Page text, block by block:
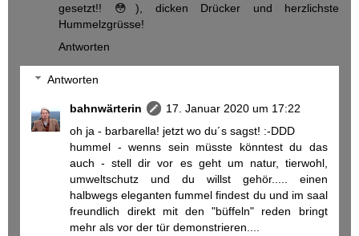
gesetzt!! 😳), dicken Drücker und herzlichste
Hummelzgrüsse!
Antworten
Antworten
bahnwärterin
17. Januar 2020 um 17:22
oh ja - barbarella! jetzt wo du´s sagst! :-DDD
hummel - wenns sein müsste könntest du das
auch - stell dir vor es geht um natur, tierwohl,
umweltschutz und du willst gehör..... einen
halbwegs eleganten fummel findest du und im saal
freundlich direkt mit den "büffeln" reden bringt
mehr als vor der tür demonstrieren....